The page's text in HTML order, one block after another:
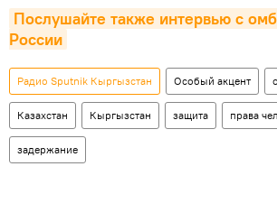
Послушайте также интервью с
России
Радио Sputnik Кыргызстан Особый акцент
Казахстан Кыргызстан защита права
задержание